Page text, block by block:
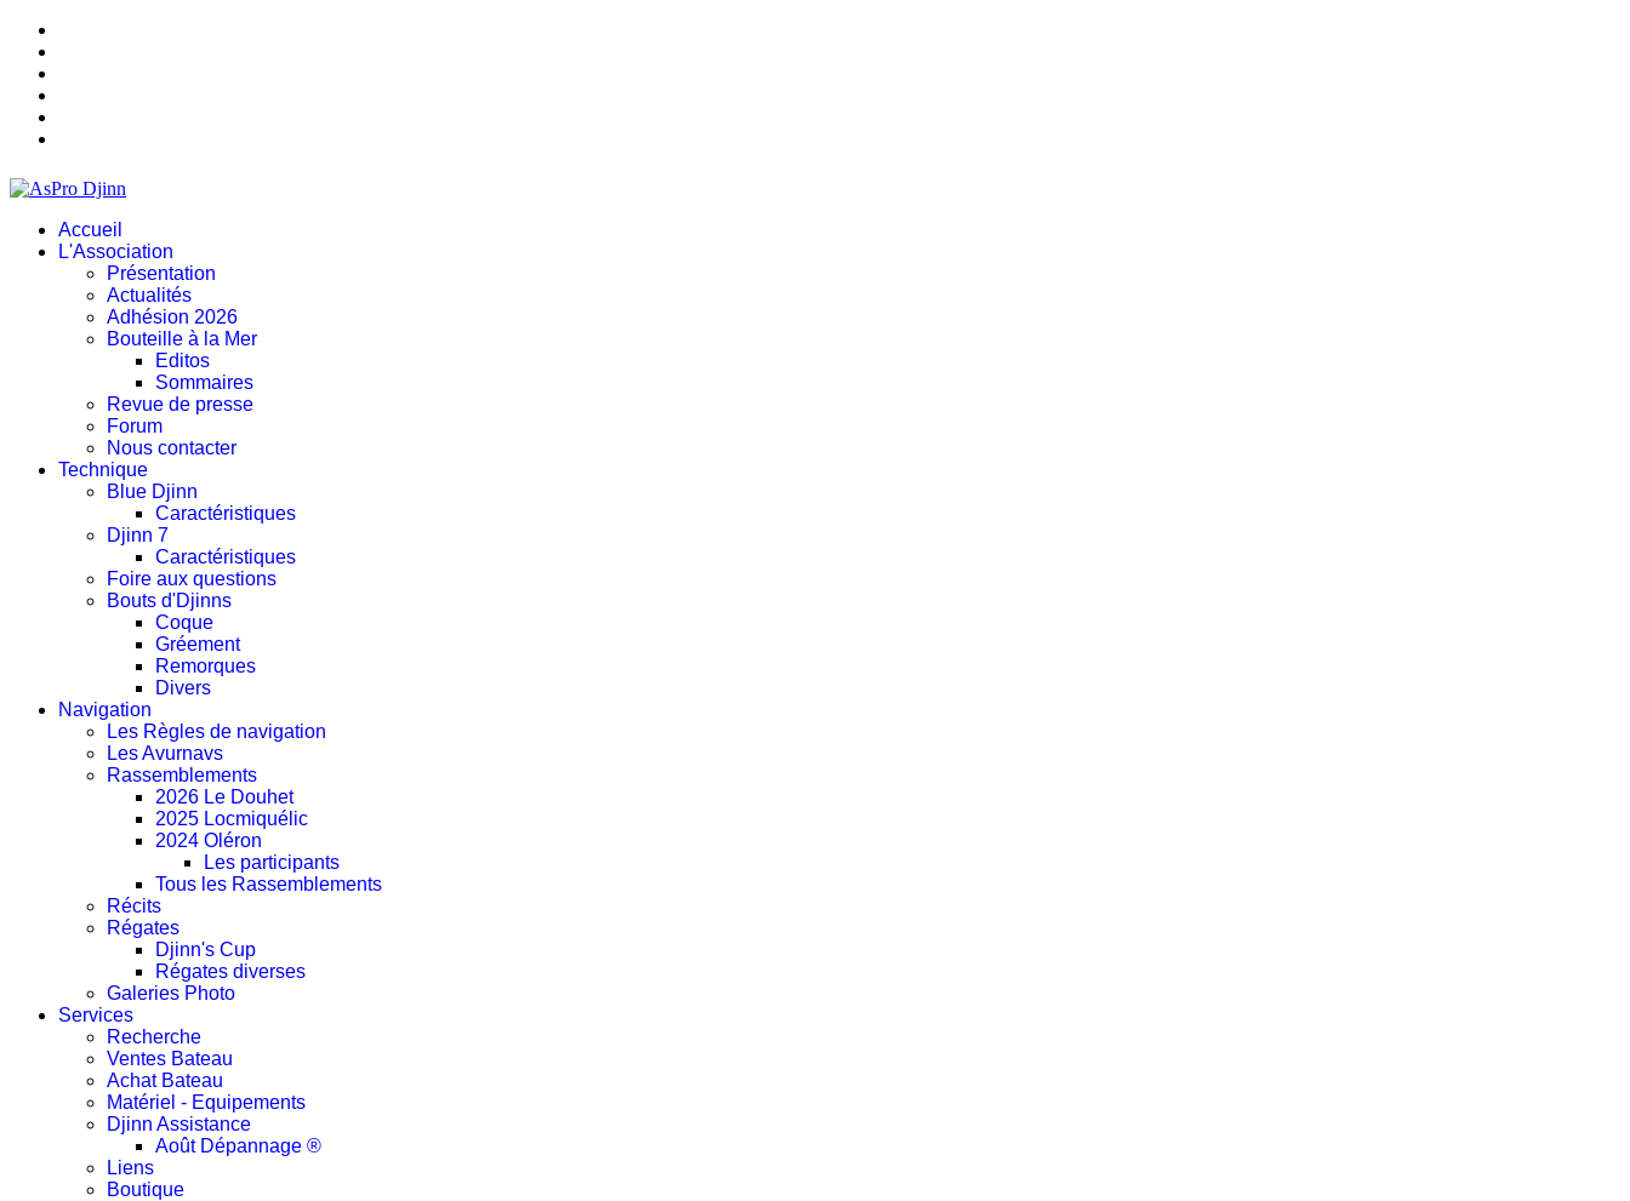
Accueil
L'Association
Présentation
Actualités
Adhésion 2026
Bouteille à la Mer
Editos
Sommaires
Revue de presse
Forum
Nous contacter
Technique
Blue Djinn
Caractéristiques
Djinn 7
Caractéristiques
Foire aux questions
Bouts d'Djinns
Coque
Gréement
Remorques
Divers
Navigation
Les Règles de navigation
Les Avurnavs
Rassemblements
2026 Le Douhet
2025 Locmiquélic
2024 Oléron
Les participants
Tous les Rassemblements
Récits
Régates
Djinn's Cup
Régates diverses
Galeries Photo
Services
Recherche
Ventes Bateau
Achat Bateau
Matériel - Equipements
Djinn Assistance
Août Dépannage ®
Liens
Boutique